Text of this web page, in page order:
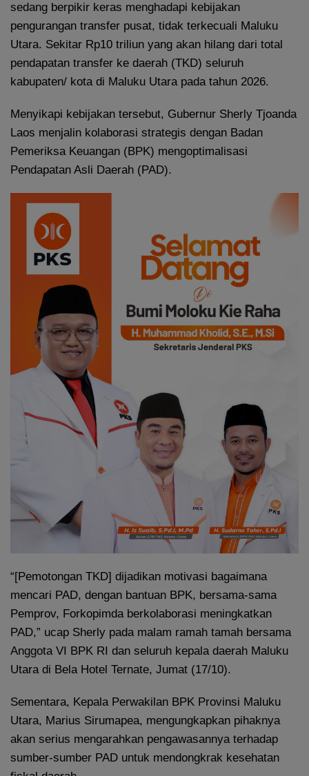
sedang berpikir keras menghadapi kebijakan
pengurangan transfer pusat, tidak terkecuali Maluku
Utara. Sekitar Rp10 triliun yang akan hilang dari total
pendapatan transfer ke daerah (TKD) seluruh
kabupaten/ kota di Maluku Utara pada tahun 2026.
Menyikapi kebijakan tersebut, Gubernur Sherly Tjoanda
Laos menjalin kolaborasi strategis dengan Badan
Pemeriksa Keuangan (BPK) mengoptimalisasi
Pendapatan Asli Daerah (PAD).
“[Pemotongan TKD] dijadikan motivasi bagaimana
mencari PAD, dengan bantuan BPK, bersama-sama
Pemprov, Forkopimda berkolaborasi meningkatkan
PAD,” ucap Sherly pada malam ramah tamah bersama
Anggota VI BPK RI dan seluruh kepala daerah Maluku
Utara di Bela Hotel Ternate, Jumat (17/10).
Sementara, Kepala Perwakilan BPK Provinsi Maluku
Utara, Marius Sirumapea, mengungkapkan pihaknya
akan serius mengarahkan pengawasannya terhadap
sumber-sumber PAD untuk mendongkrak kesehatan